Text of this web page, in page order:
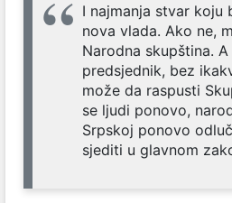
I najmanja stvar koju
nova vlada. Ako ne,
Narodna skupština.
predsjednik, bez
može da raspusti
se ljudi ponovo,
Srpskoj ponovo
sjediti u glavnom